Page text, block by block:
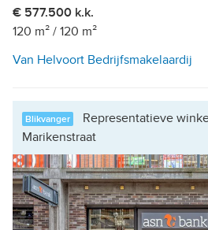
€ 577.500 k.k.
120 m² / 120 m²
Van Helvoort Bedrijfsmakelaardij
Blikvanger
Representatieve
Marikenstraat